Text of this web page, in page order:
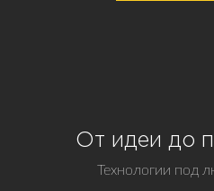
От идеи до
Технологии под